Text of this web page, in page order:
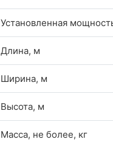
Установленная
Длина, м
Ширина, м
Высота, м
Масса, не более, кг